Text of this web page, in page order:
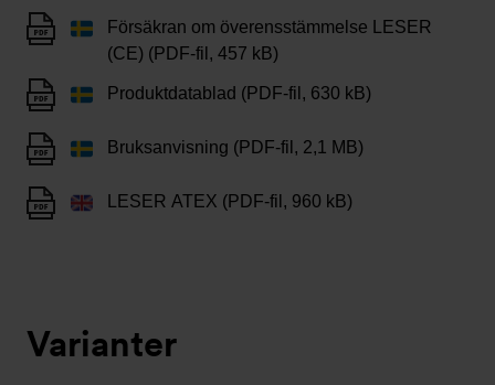
Försäkran om överensstämmelse LESER
(CE) (PDF-fil, 457 kB)
Produktdatablad (PDF-fil, 630 kB)
Bruksanvisning (PDF-fil, 2,1 MB)
LESER ATEX (PDF-fil, 960 kB)
Varianter